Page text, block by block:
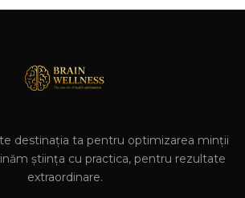
destinația ta pentru optimizarea minții
știința cu practica, pentru rezultate
extraordinare.